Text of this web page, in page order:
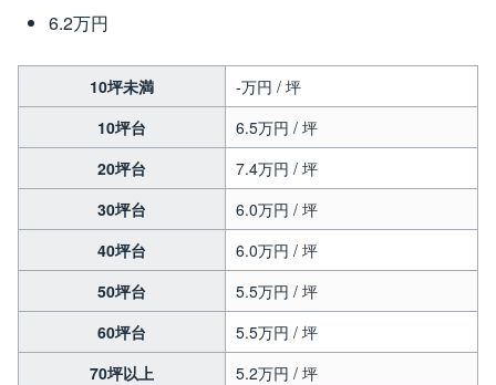
6.2万円
10坪未満
-万円 / 坪
10坪台
6.5万円 / 坪
20坪台
7.4万円 / 坪
30坪台
6.0万円 / 坪
40坪台
6.0万円 / 坪
50坪台
5.5万円 / 坪
60坪台
5.5万円 / 坪
70坪以上
5.2万円 / 坪